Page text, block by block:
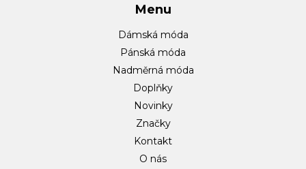
Menu
Dámská móda
Pánská móda
Nadměrná móda
Doplňky
Novinky
Značky
Kontakt
O nás